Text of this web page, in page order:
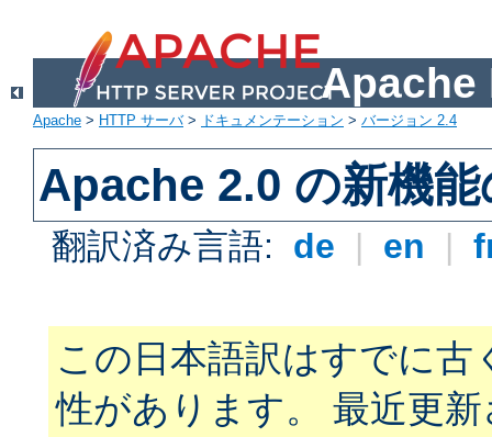
Apache
Apache > HTTP サーバ> ドキュメンテーション > バージョン 2.4
Apache 2.0 の新機能
翻訳済み言語: de | en |
この日本語訳はすでに古
性があります。 最近更